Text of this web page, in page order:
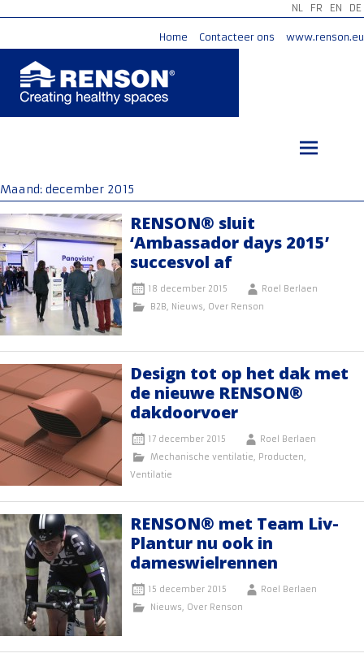
NL FR EN DE
Home Contacteer ons www.renson.eu
Maand: december 2015
RENSON® sluit
‘Ambassador days 2015’
succesvol af
18 december 2015
Roel Berlaen
B2B, Nieuws, Over Renson
Design tot op het dak met
de nieuwe RENSON®
dakdoorvoer
17 december 2015
Roel Berlaen
Mechanische ventilatie, Producten,
Ventilatie
RENSON® met Team Liv-
Plantur nu ook in
dameswielrennen
15 december 2015
Roel Berlaen
Nieuws, Over Renson